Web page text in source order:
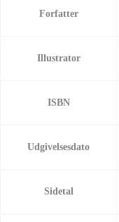
Forfatter
Illustrator
ISBN
Udgivelsesdato
Sidetal